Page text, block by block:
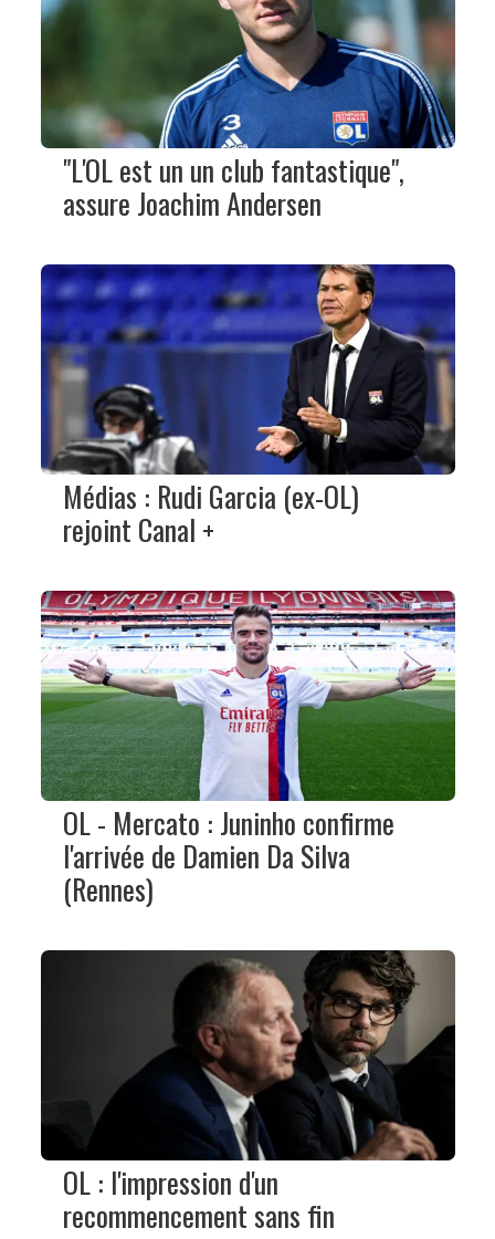
"L'OL est un un club fantastique",
assure Joachim Andersen
Médias : Rudi Garcia (ex-OL)
rejoint Canal +
OL - Mercato : Juninho confirme
l'arrivée de Damien Da Silva
(Rennes)
OL : l'impression d'un
recommencement sans fin